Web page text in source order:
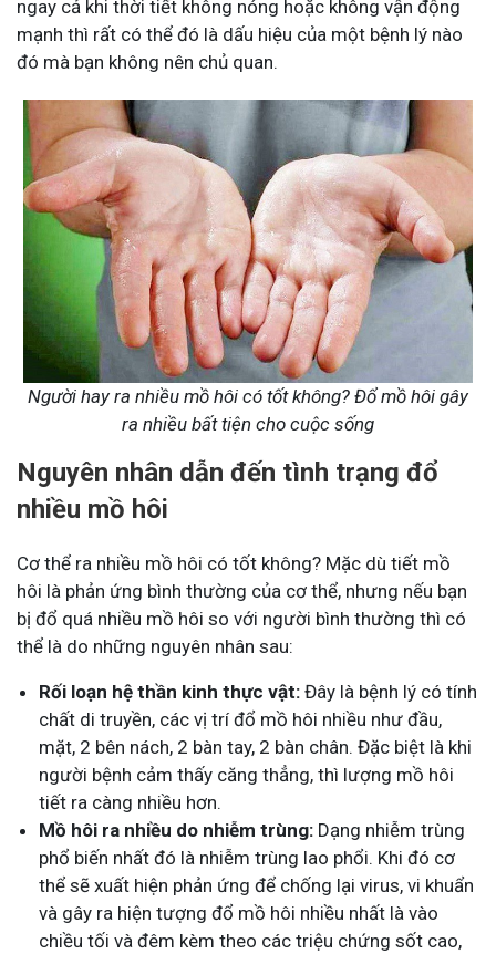
ngay cả khi thời tiết không nóng hoặc không vận động
mạnh thì rất có thể đó là dấu hiệu của một bệnh lý nào
đó mà bạn không nên chủ quan.
Người hay ra nhiều mồ hôi có tốt không? Đổ mồ hôi gây
ra nhiều bất tiện cho cuộc sống
Nguyên nhân dẫn đến tình trạng đổ
nhiều mồ hôi
Cơ thể ra nhiều mồ hôi có tốt không? Mặc dù tiết mồ
hôi là phản ứng bình thường của cơ thể, nhưng nếu bạn
bị đổ quá nhiều mồ hôi so với người bình thường thì có
thể là do những nguyên nhân sau:
Rối loạn hệ thần kinh thực vật: Đây là bệnh lý có tính
chất di truyền, các vị trí đổ mồ hôi nhiều như đầu,
mặt, 2 bên nách, 2 bàn tay, 2 bàn chân. Đặc biệt là khi
người bệnh cảm thấy căng thẳng, thì lượng mồ hôi
tiết ra càng nhiều hơn.
Mồ hôi ra nhiều do nhiễm trùng: Dạng nhiễm trùng
phổ biến nhất đó là nhiễm trùng lao phổi. Khi đó cơ
thể sẽ xuất hiện phản ứng để chống lại virus, vi khuẩn
và gây ra hiện tượng đổ mồ hôi nhiều nhất là vào
chiều tối và đêm kèm theo các triệu chứng sốt cao,